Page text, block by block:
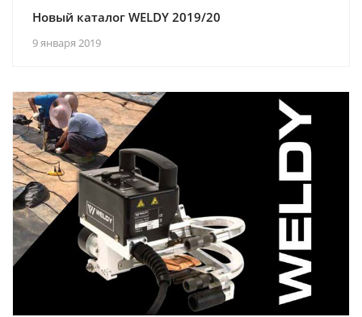
9 января 2019
Новый каталог WELDY 2019/20